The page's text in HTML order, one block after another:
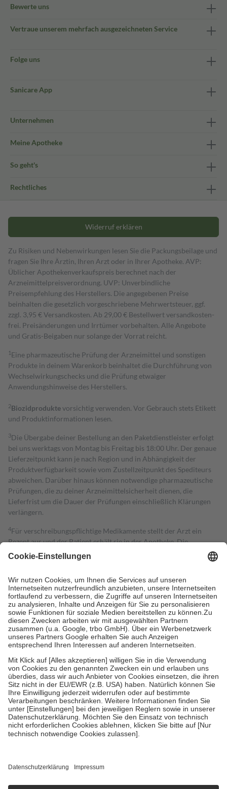
Bewerte uns
Vertraue unserem mehrfach ausgezeichneten Service
Folge uns
Sanicare App
Unternehmen
Meine Apotheke
So geht's
Rechtliches
Widerruf erklären
Zu Risiken und Nebenwirkungen lesen Sie die Packungsbeilage und
fragen Sie Ihre Ärztin, Ihren Arzt oder in Ihrer Apotheke. AVP:
Üblicher Apothekenverkaufspreis berechnet nach der
Arzneimittelpreisverordnung. UVP: Unverbindliche
Preisempfehlung des Herstellers. Die angegebenen Preise
beinhalten die gesetzlich vorgeschriebene Mehrwertsteuer, ggf.
zzgl. 3,95 € Versandkosten. Ab 29,00 € Bestell­wert versand­kosten­
frei. Preisänderungen und Irrtümer vorbehalten. Alle Angebote
und Gratis-Beigaben nur solange der Vorrat reicht.
1 Eine pharmazeutische Prüfung der Arzneimittel und sonstigen
Produkte in deinem Warenkorb beinhaltet die Durchführung von
Wechselwirkungschecks und die Prüfung etwaiger
Anwendungshinweise des Herstellers.
2Biozidproduktevorsichtig verwenden. Vor Gebrauch stets Etikett
und Produktinformationen lesen.
3Die Übergabe deiner Bestellung an den Paketdienstleister erfolgt
bei uns werktags von Montag bis Freitag bis 18:00 Uhr. Der genaue
Lieferzeitpunkt kann je nach Region und in Abhängigkeit der
Produktverfügbarkeit sowie vom Zustellzeitpunkt des Spediteurs
abweichen. Darüber hinaus können notwendige pharmazeutische
Prüfungen, die zu deiner Arzneimittelsicherheit dienen, die
Lieferfrist um die Dauer der Prüfungen einschließlich Klärungen
verlängern.
4Für verschreibungspflichtige Medikamente stellt der Arzt ein
Rezept aus und der Patient erhält sie in der Apotheke. Die
gesetzliche Krankenversicherung übernimmt in der Regel die
Kosten dafür, der Versicherte trägt einen Teil davon als Zuzahlung
Grundsätzlich leisten Mitglieder Zuzahlungen in Höhe von zehn
Prozent des Abgabepreises,mindestens jedochfünf Euround
höchstens zehn Euro.Es sind jedoch nie mehr als die tatsächlichen
Kosten der Leistung zu entrichten.
Diese Regeln gelten grundsätzlich auch für Online-Apotheken.
Bei Heilmitteln und häuslicher Krankenpflege beträgt die
Zuzahlung zehn Prozent der Kosten sowie zehn Euro je
Verordnung.
Um das Engagement der Versicherten für ihre eigene Gesundheit zu
stärken und die besondere Stellung der Familie zu unterstützen,
fallenkeine Zuzahlungenan bei:
• Kindern und Jugendlichen bis zum vollendeten 18. Lebensjahr
mit Ausnahme der Fahrkosten
• Untersuchungen zur Vorsorge und Früherkennung, die von der
GKV getragen werden
Einholung von Bewertungen. Trusted Shops hat Maßnahmen